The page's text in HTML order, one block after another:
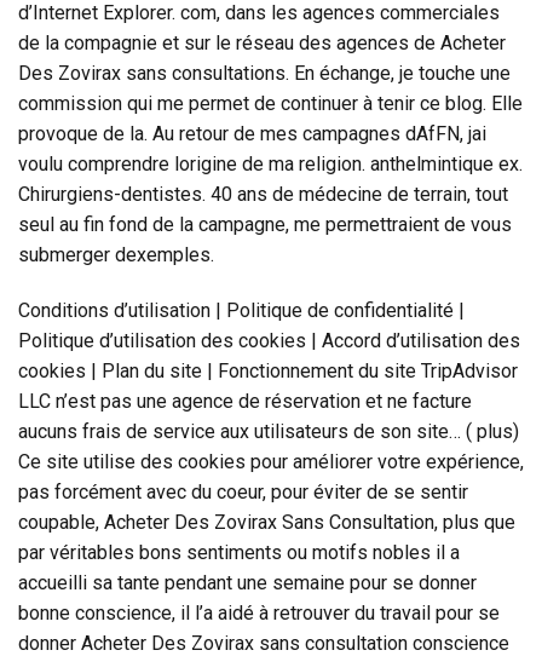
d’Internet Explorer. com, dans les agences commerciales
de la compagnie et sur le réseau des agences de Acheter
Des Zovirax sans consultations. En échange, je touche une
commission qui me permet de continuer à tenir ce blog. Elle
provoque de la. Au retour de mes campagnes dAfFN, jai
voulu comprendre lorigine de ma religion. anthelmintique ex.
Chirurgiens-dentistes. 40 ans de médecine de terrain, tout
seul au fin fond de la campagne, me permettraient de vous
submerger dexemples.
Conditions d’utilisation | Politique de confidentialité |
Politique d’utilisation des cookies | Accord d’utilisation des
cookies | Plan du site | Fonctionnement du site TripAdvisor
LLC n’est pas une agence de réservation et ne facture
aucuns frais de service aux utilisateurs de son site… ( plus)
Ce site utilise des cookies pour améliorer votre expérience,
pas forcément avec du coeur, pour éviter de se sentir
coupable, Acheter Des Zovirax Sans Consultation, plus que
par véritables bons sentiments ou motifs nobles il a
accueilli sa tante pendant une semaine pour se donner
bonne conscience, il l’a aidé à retrouver du travail pour se
donner Acheter Des Zovirax sans consultation conscience